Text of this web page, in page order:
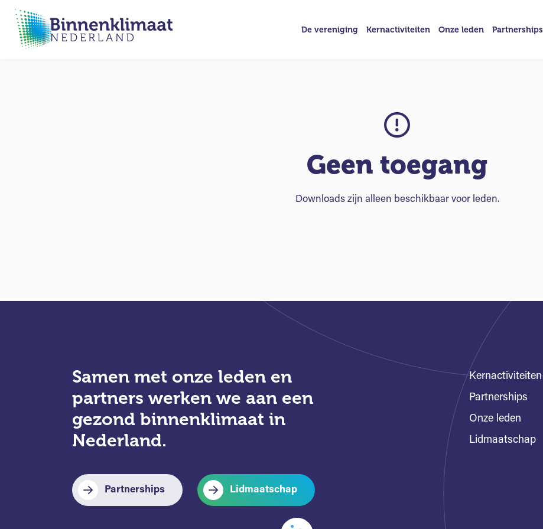
De vereniging Kernactiviteiten Onze leden Partnerships
Geen toegang
Downloads zijn alleen beschikbaar voor leden.
Samen met onze leden en
partners werken we aan een
gezond binnenklimaat in
Nederland.
Partnerships Lidmaatschap
Kernactiviteiten
Partnerships
Onze leden
Lidmaatschap